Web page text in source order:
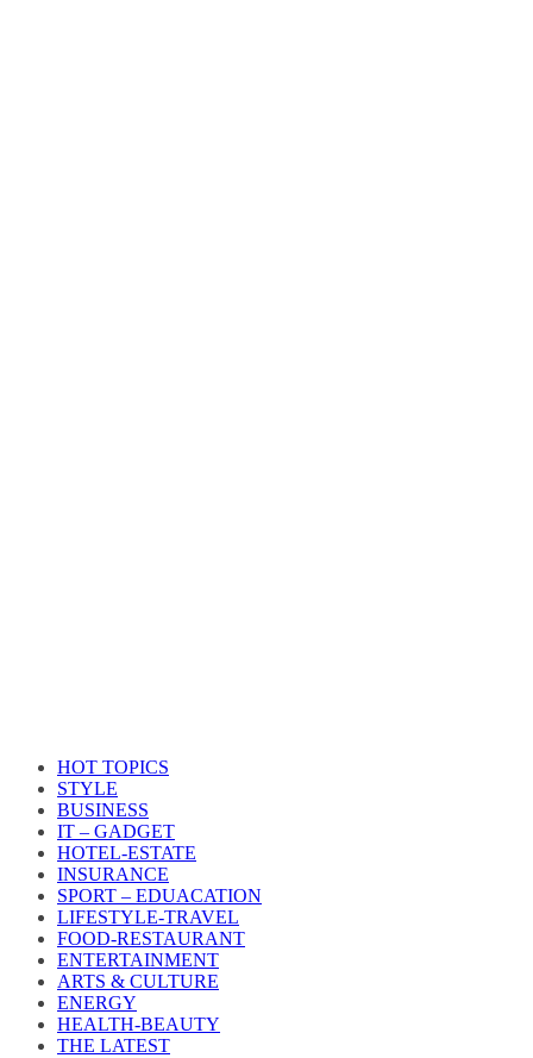
HOT TOPICS
STYLE
BUSINESS
IT – GADGET
HOTEL-ESTATE
INSURANCE
SPORT – EDUACATION
LIFESTYLE​-TRAVEL​
FOOD-RESTAURANT
ENTERTAINMENT
ARTS & CULTURE
ENERGY
HEALTH​-BEAUTY
THE LATEST